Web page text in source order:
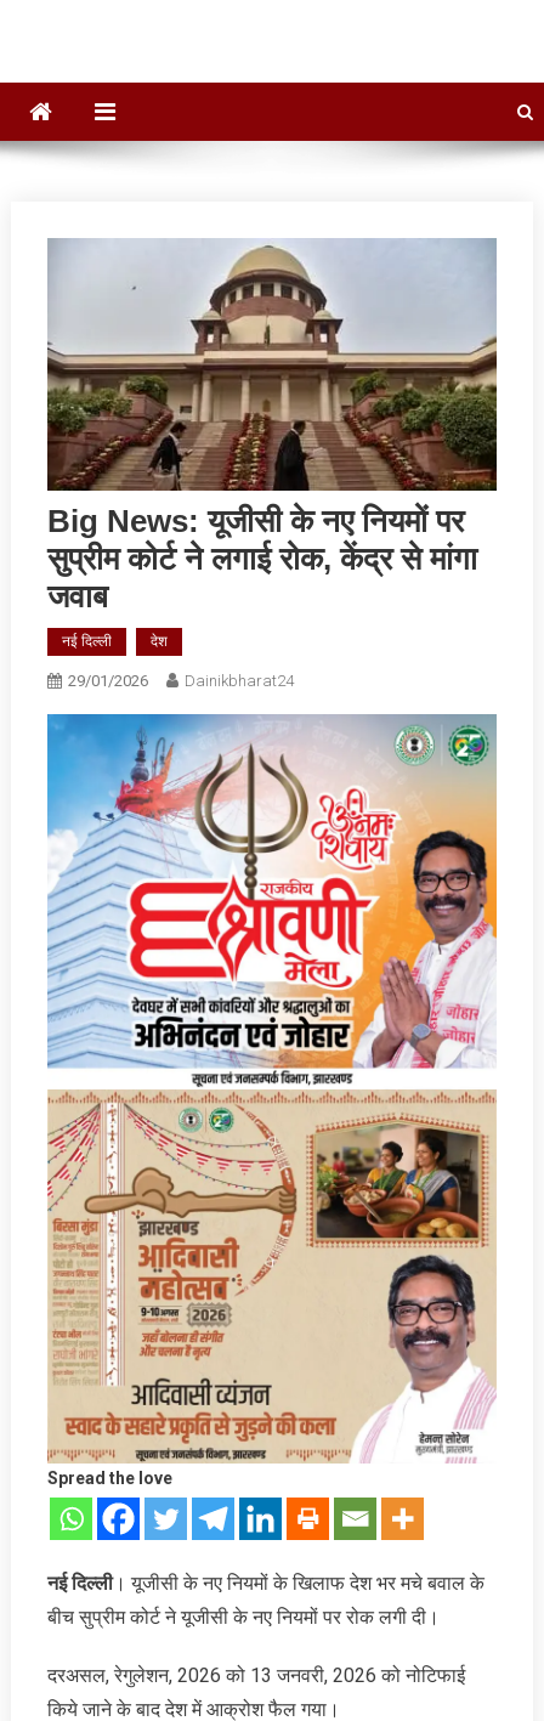
Big News: यूजीसी के नए नियमों पर
सुप्रीम कोर्ट ने लगाई रोक, केंद्र से मांगा
जवाब
नई दिल्ली देश
29/01/2026 Dainikbharat24
Spread the love
नई दिल्ली। यूजीसी के नए नियमों के खिलाफ देश भर मचे बवाल के
बीच सुप्रीम कोर्ट ने यूजीसी के नए नियमों पर रोक लगी दी।
दरअसल, रेगुलेशन, 2026 को 13 जनवरी, 2026 को नोटिफाई
किये जाने के बाद देश में आक्रोश फैल गया।